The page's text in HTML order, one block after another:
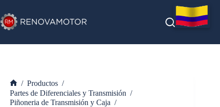
al
contenido
Inicio
/ Productos /
Partes de Diferenciales y Transmisión /
Piñoneria de Transmisión y Caja /